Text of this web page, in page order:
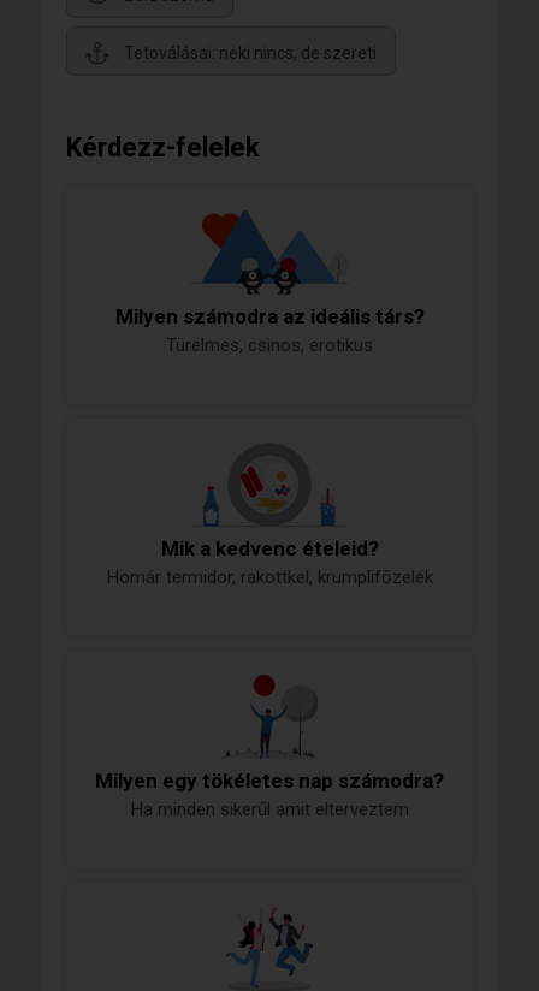
Tetoválásai: neki nincs, de szereti
Kérdezz-felelek
Milyen számodra az ideális társ?
Türelmes, csinos, erotikus
Mik a kedvenc ételeid?
Homár termidor, rakottkel, krumplifőzelék
Milyen egy tökéletes nap számodra?
Ha minden sikerűl amit elterveztem